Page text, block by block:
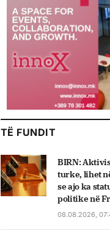
TË FUNDIT
BIRN:
turke, lihet
se ajo ka
politike në
08.08.2026,